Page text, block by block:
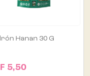
Hanan 30 G
5,50